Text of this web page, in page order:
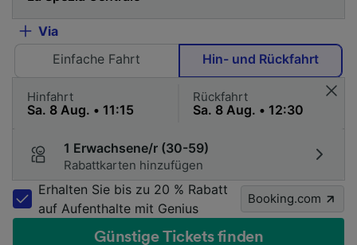
Via
Einfache Fahrt
Hin- und Rückfahrt
Hinfahrt Rückfahrt
1 Erwachsene/r (30-59)
Rabattkarten hinzufügen
Erhalten Sie bis zu 20 % Rabatt
auf Aufenthalte mit Genius
Booking.com
Günstige Tickets finden